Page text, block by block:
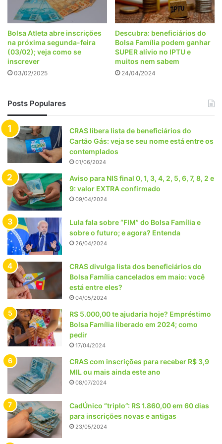
Bolsa Atleta abre inscrições
na próxima segunda-feira
(03/02); veja como se
inscrever
03/02/2025
Descubra: beneficiários do
Bolsa Família podem ganhar
SUPER alívio no IPTU e
muitos nem sabem
24/04/2024
Posts Populares
CRAS libera lista de beneficiários do
Cartão Gás: veja se seu nome está entre os
contemplados
01/06/2024
Aviso para NIS final 0, 1, 3, 4, 2, 5, 6, 7, 8, 2 e
9: valor EXTRA confirmado
09/04/2024
Lula fala sobre “FIM” do Bolsa Família e
sobre o futuro; e agora? Entenda
26/04/2024
CRAS divulga lista dos beneficiários do
Bolsa Família cancelados em maio: você
está entre eles?
04/05/2024
R$ 5.000,00 te ajudaria hoje? Empréstimo
Bolsa Família liberado em 2024; como
pedir
17/04/2024
CRAS com inscrições para receber R$ 3,9
MIL ou mais ainda este ano
08/07/2024
CadÚnico “triplo”: R$ 1.860,00 em 60 dias
para inscrições novas e antigas
23/05/2024